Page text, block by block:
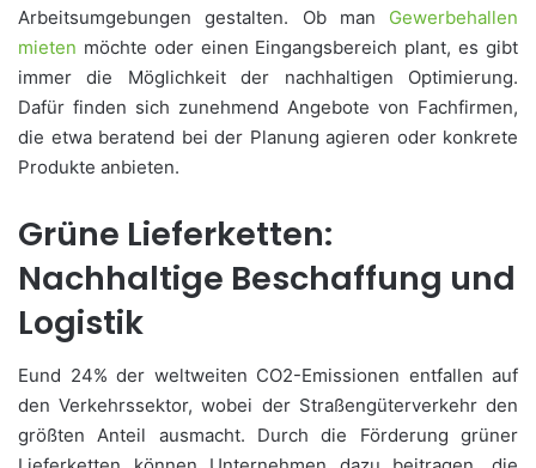
Arbeitsumgebungen gestalten. Ob man Gewerbehallen
mieten möchte oder einen Eingangsbereich plant, es gibt
immer die Möglichkeit der nachhaltigen Optimierung.
Dafür finden sich zunehmend Angebote von Fachfirmen,
die etwa beratend bei der Planung agieren oder konkrete
Produkte anbieten.
Grüne Lieferketten:
Nachhaltige Beschaffung und
Logistik
Eund 24% der weltweiten CO2-Emissionen entfallen auf
den Verkehrssektor, wobei der Straßengüterverkehr den
größten Anteil ausmacht. Durch die Förderung grüner